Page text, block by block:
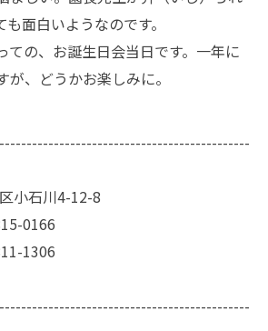
面白いようなのです。
ての、お誕生日会当日です。一年に
が、どうかお楽しみに。
小石川4-12-8
0166
1306